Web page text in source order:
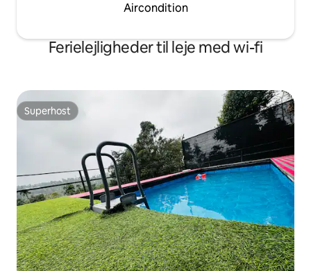
Aircondition
Ferielejligheder til leje med wi-fi
Superhost
Superhost